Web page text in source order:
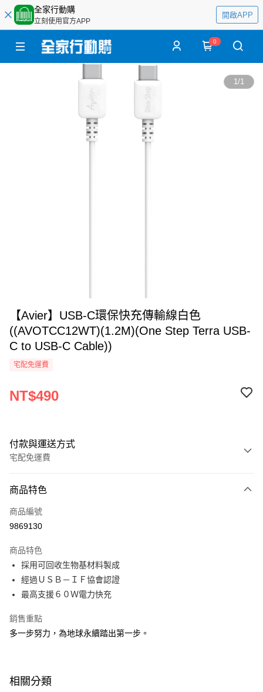
全家行動購
立刻使用官方APP
開啟APP
0
1/1
【Avier】USB-C環保快充傳輸線白色
((AVOTCC12WT)(1.2M)(One Step Terra USB-
C to USB-C Cable))
宅配免運費
NT$490
付款與運送方式
宅配免運費
全家線上支付
運送方式
本島宅配-活動商品
免運費
離島宅配-常溫商品
免運費
商品特色
商品編號
9869130
商品特色
採用可回收生物基材料製成
經過ＵＳＢ－ＩＦ協會認證
最高支援６０Ｗ電力快充
銷售重點
多一步努力，為地球永續踏出第一步。
相關分類